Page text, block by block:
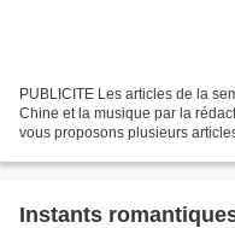
PUBLICITE Les articles de la
Chine et la musique par la
vous proposons plusieurs
Instants